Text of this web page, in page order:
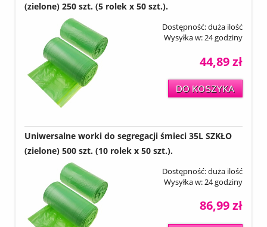
(zielone) 250 szt. (5 rolek x 50 szt.).
Dostępność:duża ilość
Wysyłka w:24 godziny
44,89 zł
DO KOSZYKA
Uniwersalne worki do segregacji śmieci 35L SZKŁO
(zielone) 500 szt. (10 rolek x 50 szt.).
Dostępność:duża ilość
Wysyłka w:24 godziny
86,99 zł